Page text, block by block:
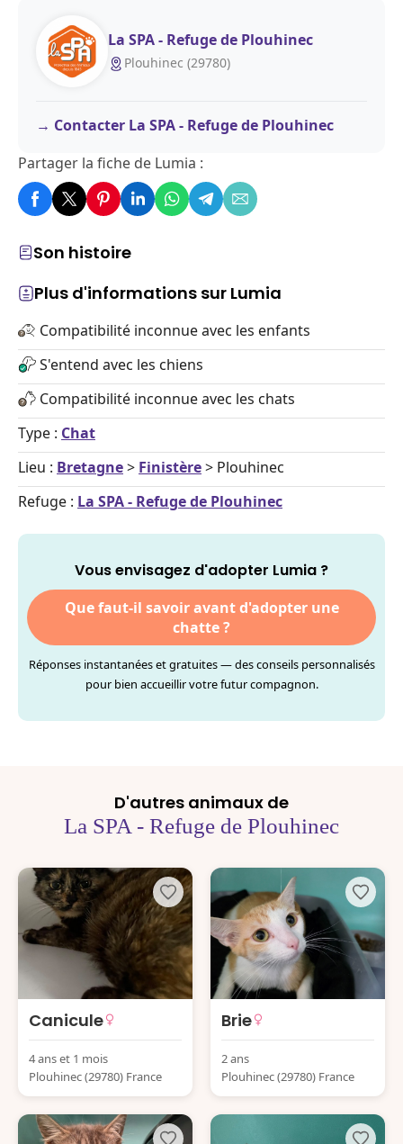
Son histoire
Plus d'informations sur Lumia
Compatibilité inconnue avec les enfants
S'entend avec les chiens
Compatibilité inconnue avec les chats
Type : Chat
Lieu : Bretagne> Finistère> Plouhinec
Refuge : La SPA - Refuge de Plouhinec
Vous envisagez d'adopter Lumia ?
Que faut-il savoir avant d'adopter une
chatte ?
Réponses instantanées et gratuites — des conseils personnalisés
pour bien accueillir votre futur compagnon.
La SPA - Refuge de Plouhinec
Plouhinec (29780)
Contacter La SPA - Refuge de Plouhinec
Partager la fiche de Lumia :
D'autres animaux de
La SPA - Refuge de Plouhinec
Canicule
4 ans et 1 mois
Plouhinec (29780) France
Brie
2 ans
Plouhinec (29780) France